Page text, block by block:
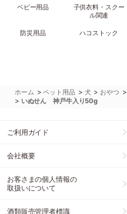
ベビー用品
子供衣料・スクー
ル関連
防災用品 ハコストック
ホーム >ペット用品 > 犬 > おやつ >
> いぬせん 神戸牛入り50g
ご利用ガイド
会社概要
お客さまの個人情報の
取扱いについて
酒類販売管理者標識